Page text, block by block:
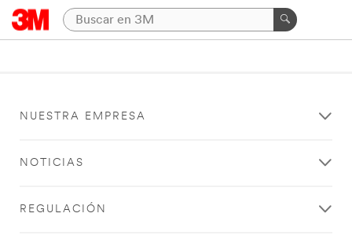
NUESTRA EMPRESA
NOTICIAS
REGULACIÓN